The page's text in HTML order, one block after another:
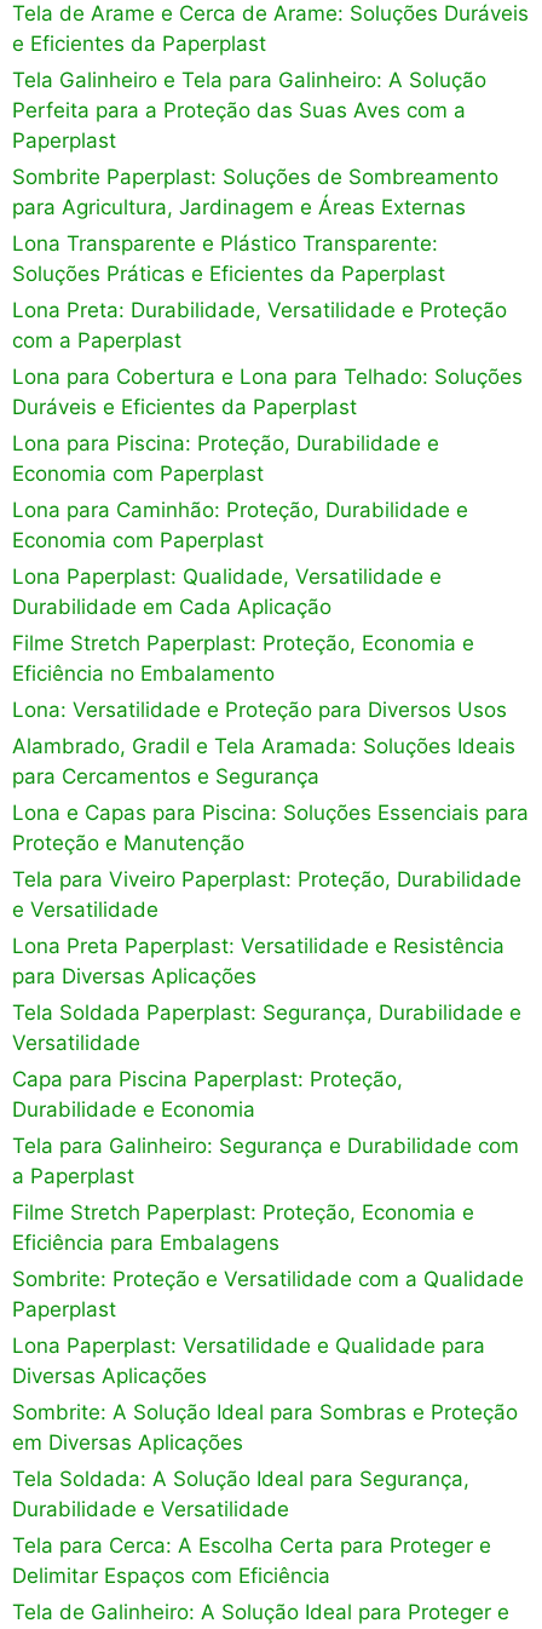
Tela de Arame e Cerca de Arame: Soluções Duráveis
e Eficientes da Paperplast
Tela Galinheiro e Tela para Galinheiro: A Solução
Perfeita para a Proteção das Suas Aves com a
Paperplast
Sombrite Paperplast: Soluções de Sombreamento
para Agricultura, Jardinagem e Áreas Externas
Lona Transparente e Plástico Transparente:
Soluções Práticas e Eficientes da Paperplast
Lona Preta: Durabilidade, Versatilidade e Proteção
com a Paperplast
Lona para Cobertura e Lona para Telhado: Soluções
Duráveis e Eficientes da Paperplast
Lona para Piscina: Proteção, Durabilidade e
Economia com Paperplast
Lona para Caminhão: Proteção, Durabilidade e
Economia com Paperplast
Lona Paperplast: Qualidade, Versatilidade e
Durabilidade em Cada Aplicação
Filme Stretch Paperplast: Proteção, Economia e
Eficiência no Embalamento
Lona: Versatilidade e Proteção para Diversos Usos
Alambrado, Gradil e Tela Aramada: Soluções Ideais
para Cercamentos e Segurança
Lona e Capas para Piscina: Soluções Essenciais para
Proteção e Manutenção
Tela para Viveiro Paperplast: Proteção, Durabilidade
e Versatilidade
Lona Preta Paperplast: Versatilidade e Resistência
para Diversas Aplicações
Tela Soldada Paperplast: Segurança, Durabilidade e
Versatilidade
Capa para Piscina Paperplast: Proteção,
Durabilidade e Economia
Tela para Galinheiro: Segurança e Durabilidade com
a Paperplast
Filme Stretch Paperplast: Proteção, Economia e
Eficiência para Embalagens
Sombrite: Proteção e Versatilidade com a Qualidade
Paperplast
Lona Paperplast: Versatilidade e Qualidade para
Diversas Aplicações
Sombrite: A Solução Ideal para Sombras e Proteção
em Diversas Aplicações
Tela Soldada: A Solução Ideal para Segurança,
Durabilidade e Versatilidade
Tela para Cerca: A Escolha Certa para Proteger e
Delimitar Espaços com Eficiência
Tela de Galinheiro: A Solução Ideal para Proteger e